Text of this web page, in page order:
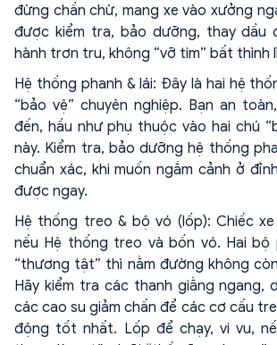
đừng chần chừ, mang xe vào xưởng
được kiểm tra, bảo dưỡng, thay dầu
hành trơn tru, không “vỡ tim” bất thình
Hệ thống phanh & lái: Đây là hai hệ
“bảo vệ” chuyên nghiệp. Bạn an
đến, hầu như phụ thuộc vào hai chú
này. Kiểm tra, bảo dưỡng hệ thống
chuẩn xác, khi muốn ngắm cảnh ở
được ngay.
Hệ thống treo & bộ vó (lốp): Chiếc
nếu Hệ thống treo và bốn vó. Hai bộ
“thương tật” thì nằm đường không
Hãy kiểm tra các thanh giằng ngang,
các cao su giảm chấn để các cơ cấu
động tốt nhất. Lốp để chạy, vi vu,